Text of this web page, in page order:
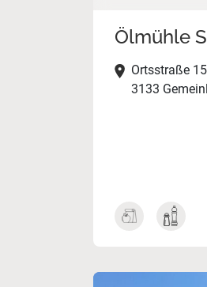
Ölmühle
Ortsstraße
3133